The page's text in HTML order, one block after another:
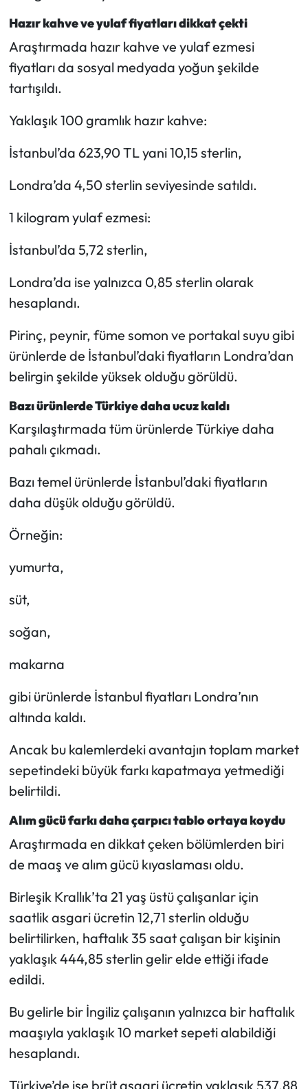
Hazır kahve ve yulaf fiyatları dikkat çekti
Araştırmada hazır kahve ve yulaf ezmesi
fiyatları da sosyal medyada yoğun şekilde
tartışıldı.
Yaklaşık 100 gramlık hazır kahve:
İstanbul’da 623,90 TL yani 10,15 sterlin,
Londra’da 4,50 sterlin seviyesinde satıldı.
1 kilogram yulaf ezmesi:
İstanbul’da 5,72 sterlin,
Londra’da ise yalnızca 0,85 sterlin olarak
hesaplandı.
Pirinç, peynir, füme somon ve portakal suyu gibi
ürünlerde de İstanbul’daki fiyatların Londra’dan
belirgin şekilde yüksek olduğu görüldü.
Bazı ürünlerde Türkiye daha ucuz kaldı
Karşılaştırmada tüm ürünlerde Türkiye daha
pahalı çıkmadı.
Bazı temel ürünlerde İstanbul’daki fiyatların
daha düşük olduğu görüldü.
Örneğin:
yumurta,
süt,
soğan,
makarna
gibi ürünlerde İstanbul fiyatları Londra’nın
altında kaldı.
Ancak bu kalemlerdeki avantajın toplam market
sepetindeki büyük farkı kapatmaya yetmediği
belirtildi.
Alım gücü farkı daha çarpıcı tablo ortaya koydu
Araştırmada en dikkat çeken bölümlerden biri
de maaş ve alım gücü kıyaslaması oldu.
Birleşik Krallık’ta 21 yaş üstü çalışanlar için
saatlik asgari ücretin 12,71 sterlin olduğu
belirtilirken, haftalık 35 saat çalışan bir kişinin
yaklaşık 444,85 sterlin gelir elde ettiği ifade
edildi.
Bu gelirle bir İngiliz çalışanın yalnızca bir haftalık
maaşıyla yaklaşık 10 market sepeti alabildiği
hesaplandı.
Türkiye’de ise brüt asgari ücretin yaklaşık 537,88